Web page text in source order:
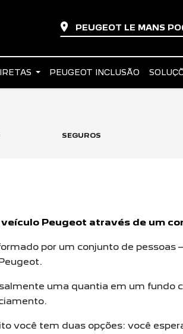
PEUGEOT LE MANS
PEUGEOT INCLUSÃO
SEGUROS
Peugeot através de um
por um conjunto de
uma quantia em um fundo
você tem duas opções: você